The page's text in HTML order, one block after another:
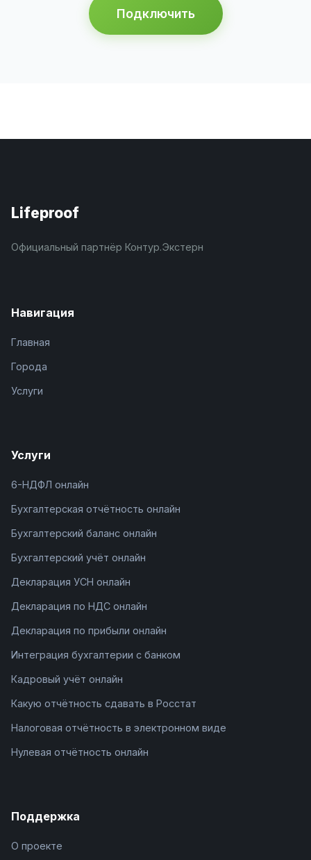
Подключить
Lifeproof
Официальный партнёр Контур.Экстерн
Навигация
Главная
Города
Услуги
Услуги
6-НДФЛ онлайн
Бухгалтерская отчётность онлайн
Бухгалтерский баланс онлайн
Бухгалтерский учёт онлайн
Декларация УСН онлайн
Декларация по НДС онлайн
Декларация по прибыли онлайн
Интеграция бухгалтерии с банком
Кадровый учёт онлайн
Какую отчётность сдавать в Росстат
Налоговая отчётность в электронном виде
Нулевая отчётность онлайн
Поддержка
О проекте